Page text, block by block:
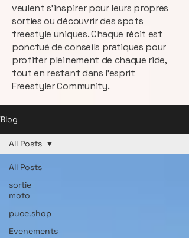
veulent s’inspirer pour leurs propres
sorties ou découvrir des spots
freestyle uniques. Chaque récit est
ponctué de conseils pratiques pour
profiter pleinement de chaque ride,
tout en restant dans l’esprit
Freestyler Community.
Blog
All Posts
sortie
moto
puce.shop
Evenements
All Posts